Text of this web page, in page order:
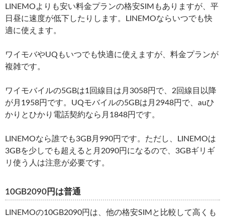
LINEMOよりも安い料金プランの格安SIMもありますが、平
日昼に速度が低下したりします。LINEMOならいつでも快
適に使えます。
ワイモバやUQもいつでも快適に使えますが、料金プランが
複雑です。
ワイモバイルの5GBは1回線目は月3058円で、2回線目以降
が月1958円です。UQモバイルの5GBは月2948円で、auひ
かりとひかり電話契約なら月1848円です。
LINEMOなら誰でも3GB月990円です。ただし、LINEMOは
3GBを少しでも超えると月2090円になるので、3GBギリギ
リ使う人は注意が必要です。
10GB2090円は普通
LINEMOの10GB2090円は、他の格安SIMと比較して高くも